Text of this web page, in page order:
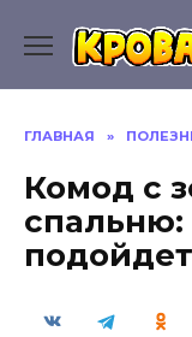
содержанию
ГЛАВНАЯ »
Комод с
подойдет